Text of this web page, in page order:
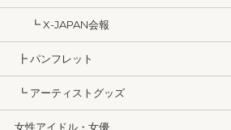
┗ X-JAPAN会報
┣ パンフレット
┗ アーティストグッズ
女性アイドル・女優